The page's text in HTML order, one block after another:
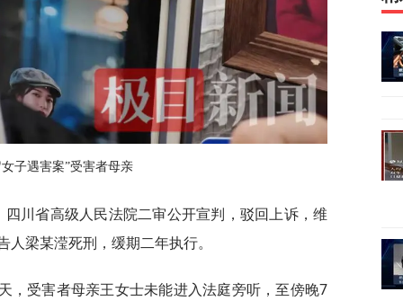
女子遇害案”受害者母亲
川省高级人民法院二审公开宣判，驳回上诉，维
梁某滢死刑，缓期二年执行。
，受害者母亲王女士未能进入法庭旁听，至傍晚7